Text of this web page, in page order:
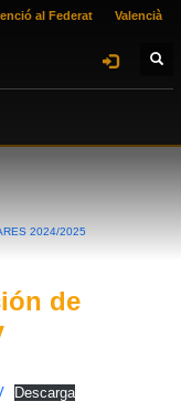
al Federat Valencià
2024/2025
de
Descarga